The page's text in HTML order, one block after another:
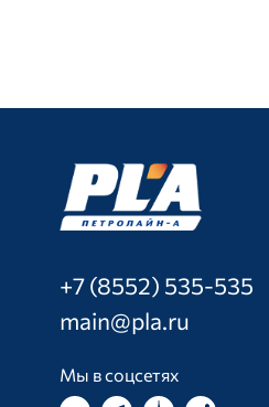
+7 (8552) 535-535
main@pla.ru
Мы в соцсетях